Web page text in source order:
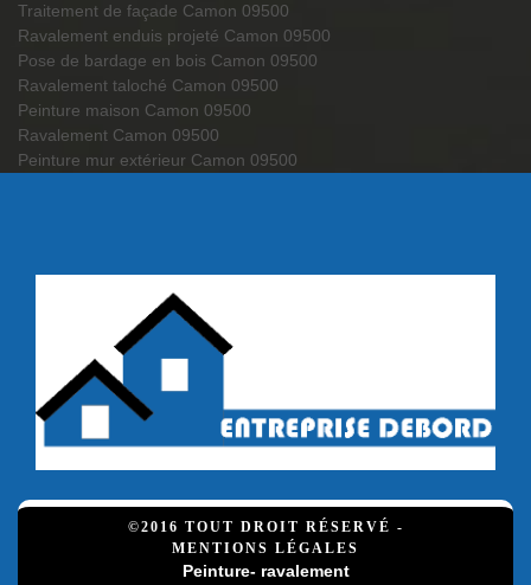
Traitement de façade Camon 09500
Ravalement enduis projeté Camon 09500
Pose de bardage en bois Camon 09500
Ravalement taloché Camon 09500
Peinture maison Camon 09500
Ravalement Camon 09500
Peinture mur extérieur Camon 09500
©2016 TOUT DROIT RÉSERVÉ -
MENTIONS LÉGALES
Peinture- ravalement